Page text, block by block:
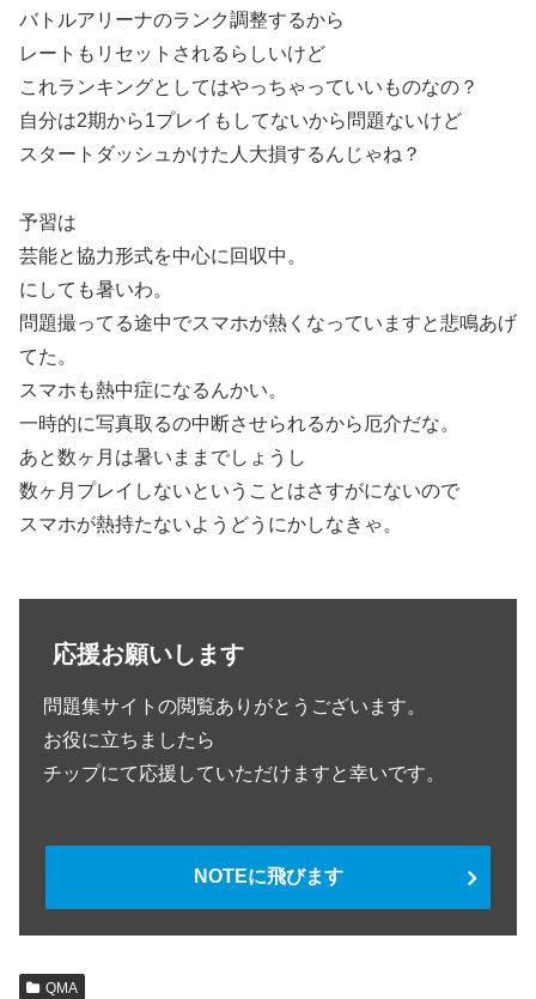
バトルアリーナのランク調整するから
レートもリセットされるらしいけど
これランキングとしてはやっちゃっていいものなの？
自分は2期から1プレイもしてないから問題ないけど
スタートダッシュかけた人大損するんじゃね？
予習は
芸能と協力形式を中心に回収中。
にしても暑いわ。
問題撮ってる途中でスマホが熱くなっていますと悲鳴あげ
てた。
スマホも熱中症になるんかい。
一時的に写真取るの中断させられるから厄介だな。
あと数ヶ月は暑いままでしょうし
数ヶ月プレイしないということはさすがにないので
スマホが熱持たないようどうにかしなきゃ。
応援お願いします
問題集サイトの閲覧ありがとうございます。
お役に立ちましたら
チップにて応援していただけますと幸いです。
NOTEに飛びます
QMA